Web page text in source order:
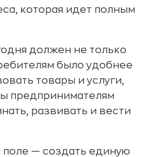
которая идет полным
должен не только
было удобнее
товары и услуги,
предпринимателям
развивать и вести
— создать единую